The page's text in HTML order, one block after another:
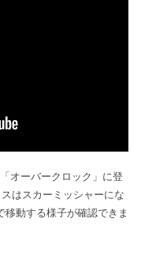
オーバークロック」に登
はスカーミッシャーにな
動する様子が確認できま